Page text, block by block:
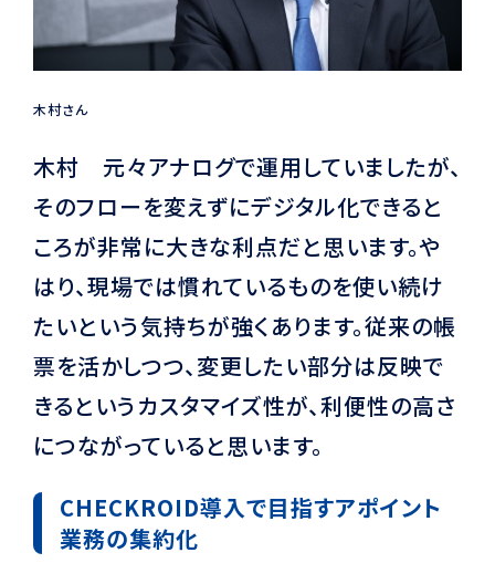
木村さん
木村 元々アナログで運用していましたが、
そのフローを変えずにデジタル化できると
ころが非常に大きな利点だと思います。や
はり、現場では慣れているものを使い続け
たいという気持ちが強くあります。従来の帳
票を活かしつつ、変更したい部分は反映で
きるというカスタマイズ性が、利便性の高さ
につながっていると思います。
CHECKROID導入で目指すアポイント
業務の集約化